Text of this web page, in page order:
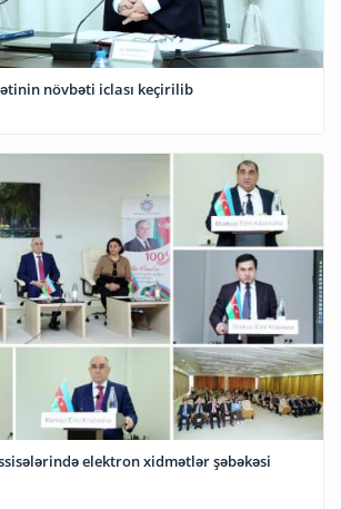
növbəti iclası keçirilib
elektron xidmətlər şəbəkəsi